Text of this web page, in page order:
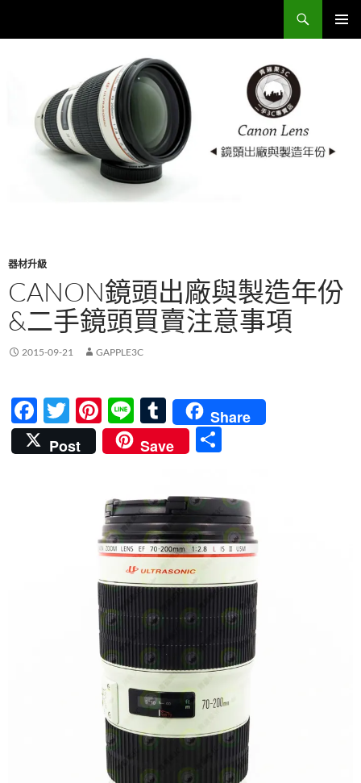
器材升級
CANON鏡頭出廠與製造年份
&二手鏡頭買賣注意事項
2015-09-21 GAPPLE3C
F
ac
e
T
w
itt
Pi
nt
er
t
Li
n
e
T
u
m
bl
r
Share
Post
Save